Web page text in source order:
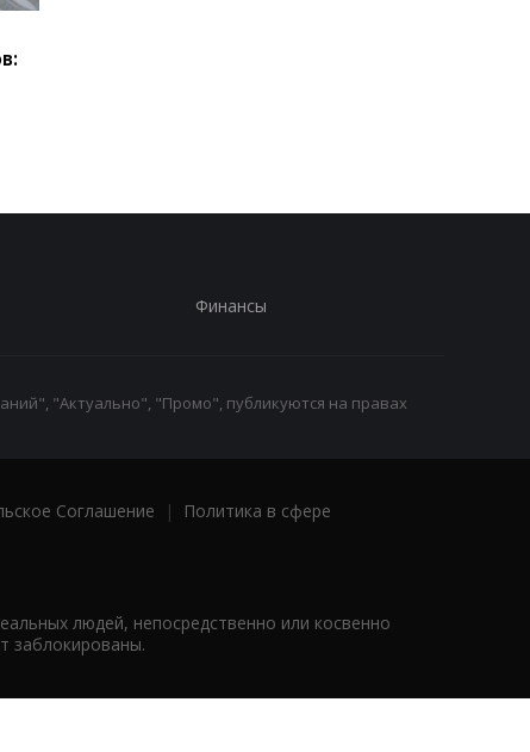
Финансы
"Актуально", "Промо", публикуются на правах
Соглашение |
Политика в сфере
людей, непосредственно или косвенно
заблокированы.